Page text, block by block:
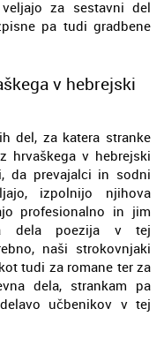
za sestavni del
pa tudi gradbene
v hebrejski
del, za katera stranke
hrvaškega v hebrejski
da prevajalci in sodni
izpolnijo njihova
profesionalno in jim
dela poezija v tej
naši strokovnjaki
tudi za romane ter za
dela, strankam pa
učbenikov v tej